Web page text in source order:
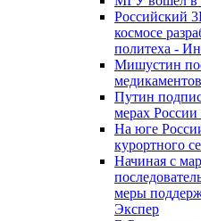
Российский
космосе
политеха -
Мишустин
Путин
мерах
На юге
курортного
Начиная с
меры
Экспер